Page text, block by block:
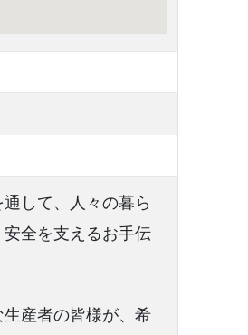
して、人々の暮ら
全を支えるお手伝
産者の皆様が、希